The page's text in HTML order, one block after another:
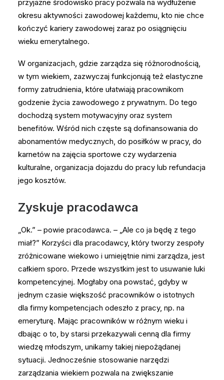
przyjazne środowisko pracy pozwala na wydłużenie
okresu aktywności zawodowej każdemu, kto nie chce
kończyć kariery zawodowej zaraz po osiągnięciu
wieku emerytalnego.
W organizacjach, gdzie zarządza się różnorodnością,
w tym wiekiem, zazwyczaj funkcjonują też elastyczne
formy zatrudnienia, które ułatwiają pracownikom
godzenie życia zawodowego z prywatnym. Do tego
dochodzą system motywacyjny oraz system
benefitów. Wśród nich częste są dofinansowania do
abonamentów medycznych, do posiłków w pracy, do
karnetów na zajęcia sportowe czy wydarzenia
kulturalne, organizacja dojazdu do pracy lub refundacja
jego kosztów.
Zyskuje pracodawca
„Ok.” – powie pracodawca. – „Ale co ja będę z tego
miał?” Korzyści dla pracodawcy, który tworzy zespoły
zróżnicowane wiekowo i umiejętnie nimi zarządza, jest
całkiem sporo. Przede wszystkim jest to usuwanie luki
kompetencyjnej. Mogłaby ona powstać, gdyby w
jednym czasie większość pracowników o istotnych
dla firmy kompetencjach odeszło z pracy, np. na
emeryturę. Mając pracowników w różnym wieku i
dbając o to, by starsi przekazywali cenną dla firmy
wiedzę młodszym, unikamy takiej niepożądanej
sytuacji. Jednocześnie stosowanie narzędzi
zarządzania wiekiem pozwala na zwiększanie